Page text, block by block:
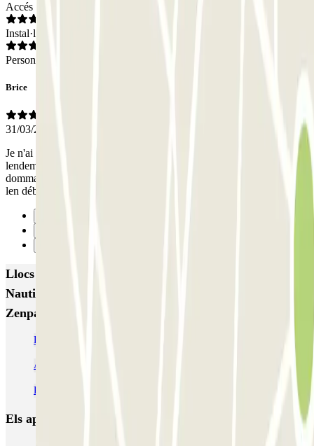
Accés
Instal·lacions
Personal
Brice
31/03/2026
Je n'ai pas profité de la place réservée. J'ai fait une résa pour le
lendemain et ai fait une erreur dans la saisie de la date. Je trouve
dommage de ne pas pouvoir modifier la résa à moins de 24h avant
len début de celle-ci...
Llocs i esdeveniments interessants a prop de Stade
Nautique - Proche Palais des Congrès Paris-Est
Zenpark
Parkings a prop de Zenit de París
Aparcament Saint-Germain-des-Prés | Parclick
Parking Athénée Théâtre Louis-Jouvet
Els aparcaments